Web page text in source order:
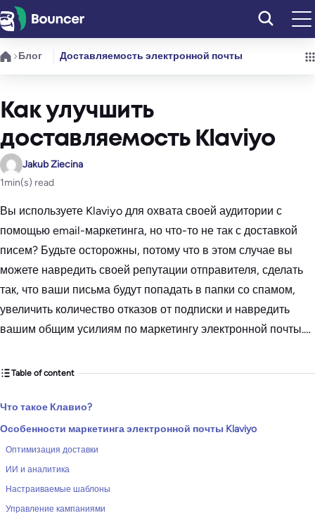
Перейти
к
содержимому
Блог Доставляемость электронной почты
Как улучшить
доставляемость Klaviyo
Jakub Ziecina
1min(s) read
Вы используете Klaviyo для охвата своей аудитории с
помощью email-маркетинга, но что-то не так с доставкой
писем? Будьте осторожны, потому что в этом случае вы
можете навредить своей репутации отправителя, сделать
так, что ваши письма будут попадать в папки со спамом,
увеличить количество отказов от подписки и навредить
вашим общим усилиям по маркетингу электронной почты.…
Table of content
Что такое Клавио?
Особенности маркетинга электронной почты Klaviyo
Оптимизация доставки
ИИ и аналитика
Настраиваемые шаблоны
Управление кампаниями